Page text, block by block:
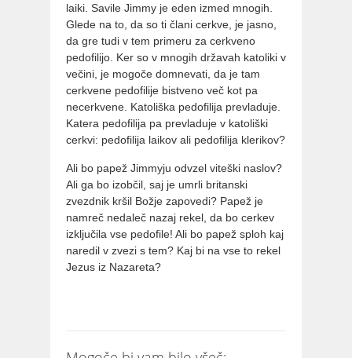
laiki. Savile Jimmy je eden izmed mnogih.
Glede na to, da so ti člani cerkve, je jasno,
da gre tudi v tem primeru za cerkveno
pedofilijo. Ker so v mnogih državah katoliki v
večini, je mogoče domnevati, da je tam
cerkvene pedofilije bistveno več kot pa
necerkvene. Katoliška pedofilija prevladuje.
Katera pedofilija pa prevladuje v katoliški
cerkvi: pedofilija laikov ali pedofilija klerikov?
Ali bo papež Jimmyju odvzel viteški naslov?
Ali ga bo izobčil, saj je umrli britanski
zvezdnik kršil Božje zapovedi? Papež je
namreč nedaleč nazaj rekel, da bo cerkev
izključila vse pedofile! Ali bo papež sploh kaj
naredil v zvezi s tem? Kaj bi na vse to rekel
Jezus iz Nazareta?